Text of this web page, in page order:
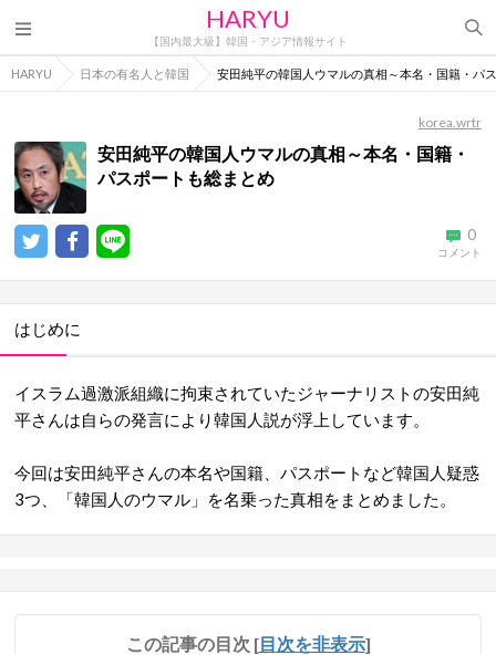
HARYU
【国内最大級】韓国・アジア情報サイト
HARYU 日本の有名人と韓国 安田純平の韓国人ウマルの真相～本名・国籍・パ
korea.wrtr
安田純平の韓国人ウマルの真相～本名・国籍・
パスポートも総まとめ
0
コメント
はじめに
イスラム過激派組織に拘束されていたジャーナリストの安田純
平さんは自らの発言により韓国人説が浮上しています。
今回は安田純平さんの本名や国籍、パスポートなど韓国人疑惑
3つ、「韓国人のウマル」を名乗った真相をまとめました。
この記事の目次 [目次を非表示]